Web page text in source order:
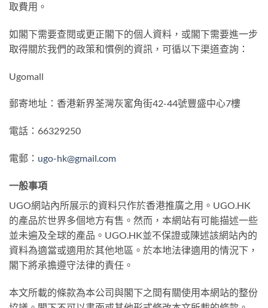
取費用。
如閣下需要查閱或更正閣下的個人資料，或閣下需要進一步
取得關於我們的政策和慣例的資訊，可循以下渠道查詢：
Ugomall
郵寄地址：香港新界荃灣灰窰角街42-44號豐盛中心7樓
電話：66329250
電郵： ugo-hk@gmail.com
一般事項
UGO網站內所展示的資料只作於香港推廣之用。UGO.HK
的產品於世界多個地方有售。然而，本網站有可能描述一些
並未遍及全球的產品。UGO.HK並不保證或陳述該網站內的
資料為適當或適用於其他地區。於本地法律適用的情況下，
閣下將承擔遵守法律的責任。
本文所載的條款為本公司與閣下之間有關使用本網站的整份